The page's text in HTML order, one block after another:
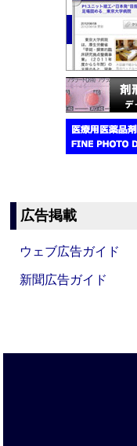
広告掲載
ウェブ広告ガイド
新聞広告ガイド